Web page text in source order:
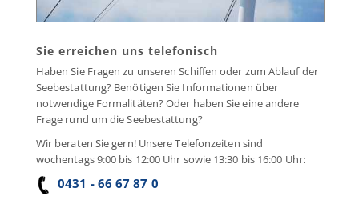
Sie erreichen uns telefonisch
Haben Sie Fragen zu unseren Schiffen oder zum Ablauf der
Seebestattung? Benötigen Sie Informationen über
notwendige Formalitäten? Oder haben Sie eine andere
Frage rund um die Seebestattung?
Wir beraten Sie gern! Unsere Telefonzeiten sind
wochentags 9:00 bis 12:00 Uhr sowie 13:30 bis 16:00 Uhr:
0431 - 66 67 87 0